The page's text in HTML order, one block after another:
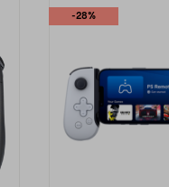
-28%